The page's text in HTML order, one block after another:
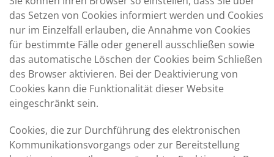
das Setzen von Cookies informiert werden und Cookies
nur im Einzelfall erlauben, die Annahme von Cookies
für bestimmte Fälle oder generell ausschließen sowie
das automatische Löschen der Cookies beim Schließen
des Browser aktivieren. Bei der Deaktivierung von
Cookies kann die Funktionalität dieser Website
eingeschränkt sein.
Cookies, die zur Durchführung des elektronischen
Kommunikationsvorgangs oder zur Bereitstellung